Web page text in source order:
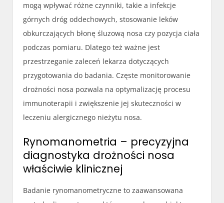
mogą wpływać różne czynniki, takie a infekcje
górnych dróg oddechowych, stosowanie leków
obkurczających błonę śluzową nosa czy pozycja ciała
podczas pomiaru. Dlatego też ważne jest
przestrzeganie zaleceń lekarza dotyczących
przygotowania do badania. Częste monitorowanie
drożności nosa pozwala na optymalizację procesu
immunoterapii i zwiększenie jej skuteczności w
leczeniu alergicznego nieżytu nosa.
Rynomanometria – precyzyjna
diagnostyka drożności nosa
właściwie klinicznej
Badanie rynomanometryczne to zaawansowana